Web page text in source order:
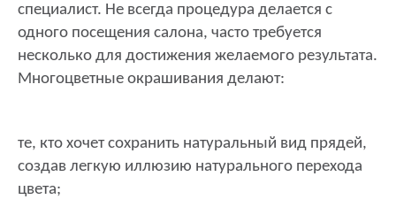
специалист. Не всегда процедура делается с
одного посещения салона, часто требуется
несколько для достижения желаемого результата.
Многоцветные окрашивания делают:
те, кто хочет сохранить натуральный вид прядей,
создав легкую иллюзию натурального перехода
цвета;